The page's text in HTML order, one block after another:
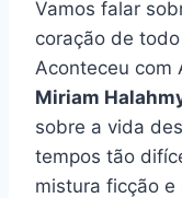
Vamos falar
coração de
Aconteceu com
Miriam
sobre a vida
tempos tão
mistura ficção